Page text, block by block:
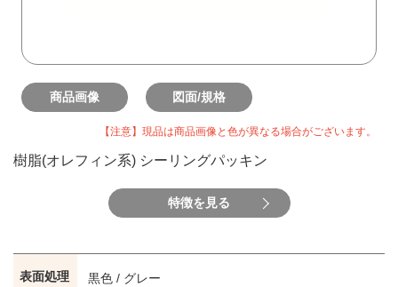
商品画像 図面/規格
【注意】現品は商品画像と色が異なる場合がございます。
樹脂(オレフィン系) シーリングパッキン
特徴を見る
表面処理 黒色 / グレー